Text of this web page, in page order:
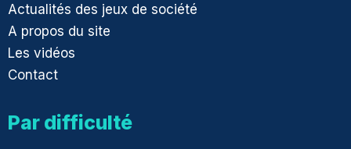
Actualités des jeux de société
A propos du site
Les vidéos
Contact
Par difficulté